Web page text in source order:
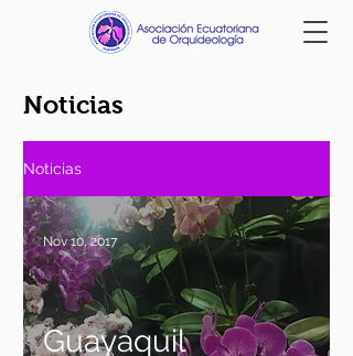
Noticias
Noticias
Guayaquil
Nov 10, 2017